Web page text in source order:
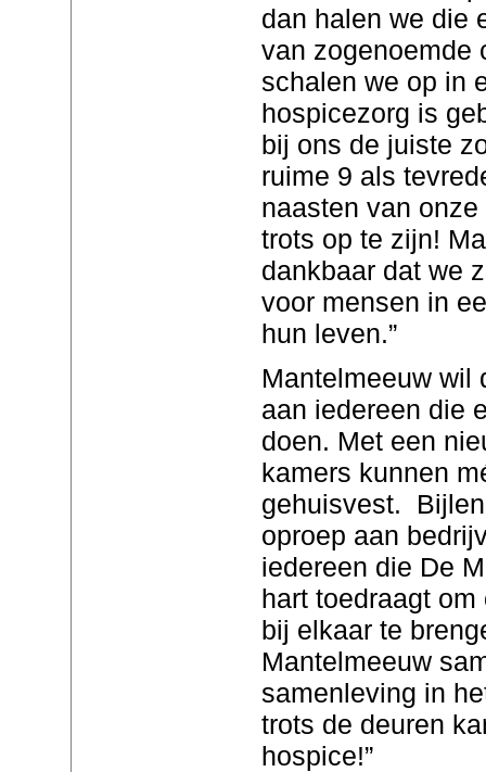
dan halen we die
van zogenoemde
schalen we op in
hospicezorg is
bij ons de juiste
ruime 9 als
naasten van
trots op te zijn!
dankbaar dat we
voor mensen in
hun leven.”
Mantelmeeuw wil
aan iedereen die
doen. Met een
kamers kunnen
gehuisvest.
oproep aan
iedereen die De
hart toedraagt
bij elkaar te
Mantelmeeuw
samenleving in
trots de deuren
hospice!”